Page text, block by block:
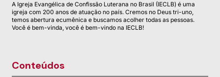
A Igreja Evangélica de Confissão Luterana no Brasil (IECLB) é uma
igreja com 200 anos de atuação no país. Cremos no Deus tri-uno,
temos abertura ecumênica e buscamos acolher todas as pessoas.
Você é bem-vinda, você é bem-vindo na IECLB!
Conteúdos